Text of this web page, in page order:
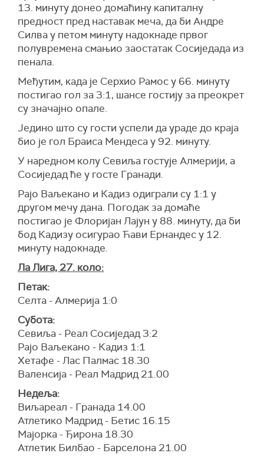
13. минуту донео домаћину капиталну
предност пред наставак меча, да би Андре
Силва у петом минуту надокнаде првог
полувремена смањио заостатак Сосиједада из
пенала.
Међутим, када је Серхио Рамос у 66. минуту
постигао гол за 3:1, шансе гостију за преокрет
су значајно опале.
Једино што су гости успели да ураде до краја
био је гол Браиса Мендеса у 92. минуту.
У наредном колу Севиља гостује Алмерији, а
Сосиједад ће у госте Гранади.
Рајо Ваљекано и Кадиз одиграли су 1:1 у
другом мечу дана. Погодак за домаће
постигао је Флоријан Лајун у 88. минуту, да би
бод Кадизу осигурао Ћави Ернандес у 12.
минуту надокнаде.
Ла Лига, 27. коло:
Петак:
Селта - Алмерија 1:0
Субота:
Севиља - Реал Сосиједад 3:2
Рајо Ваљекано - Кадиз 1:1
Хетафе - Лас Палмас 18.30
Валенсија - Реал Мадрид 21.00
Недеља:
Виљареал - Гранада 14.00
Атлетико Мадрид - Бетис 16.15
Мајорка - Ђирона 18.30
Атлетик Билбао - Барселона 21.00